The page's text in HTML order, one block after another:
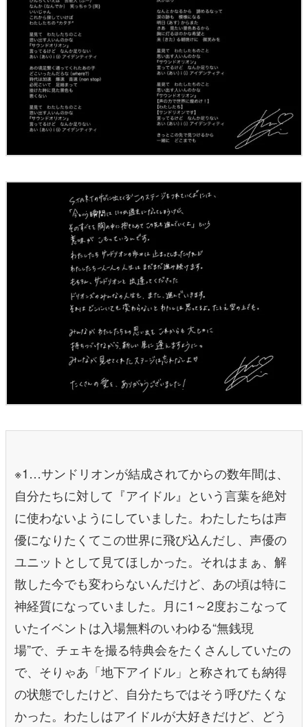
※1…サンドリオンが結成されてからの数年間は、
自分たちに対して『アイドル』という言葉を絶対
に使わないようにしていました。わたしたちは声
優になりたくてこの世界に飛び込んだし、声優の
ユニットとして見てほしかった。それはまぁ、解
散した今でも変わらないんだけど、あの頃は特に
神経質になっていました。月に1～2度おこなって
いたイベントは入場無料のいわゆる“無銭現
場”で、チェキを撮る特典会をたくさんしていたの
で、そりゃあ「地下アイドル」と称されても納得
の状態でしたけど、自分たちではそう呼びたくな
かった。わたしはアイドルが大好きだけど、どう